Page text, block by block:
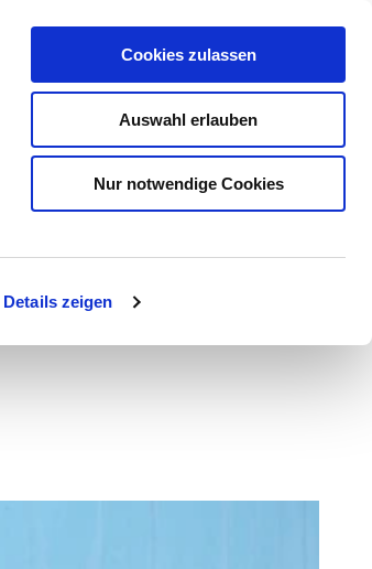
Details zeigen
Cookies zulassen
Auswahl erlauben
Nur notwendige Cookies